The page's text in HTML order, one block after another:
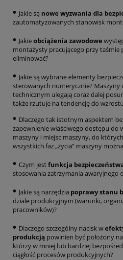
• Jakie są nowe wyzwania dla
zautomatyzowanych stanowisk
• Jakieobciążenia zawodowe
montażysty pracującego przy taśmie
eliminować?
• Jakie są wybrane elementy
sterowanych numerycznie? Maszyny
technicznym ulegają coraz dalej
także rzutuje na tendencję do
• Dlaczego tak istotnym aspektem
zapewnienie właściwego dostępu do
maszyny i miejsc maszyny, do
wszystkich faz „życia” maszyny
• Czym jestfunkcja
stosowania zatrzymania awaryjnego
• Jakie są narzędzia poprawy stanu
dziale produkcyjnym (warunki,
pracowników)?
• Dlaczego szczególny nacisk w
produkcją powinien być położony
którzy w mniej lub bardziej
ciągłość procesów produkcyjnych?